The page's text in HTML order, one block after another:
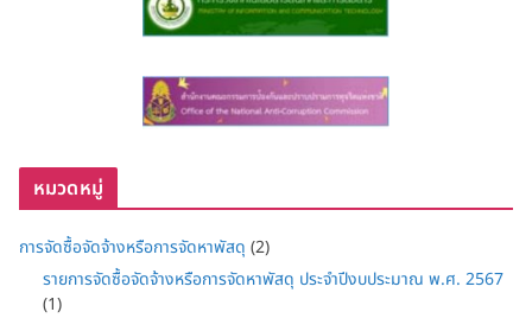
หมวดหมู่
การจัดซื้อจัดจ้างหรือการจัดหาพัสดุ (2)
รายการจัดซื้อจัดจ้างหรือการจัดหาพัสดุ ประจำปีงบประมาณ พ.ศ. 2567
(1)